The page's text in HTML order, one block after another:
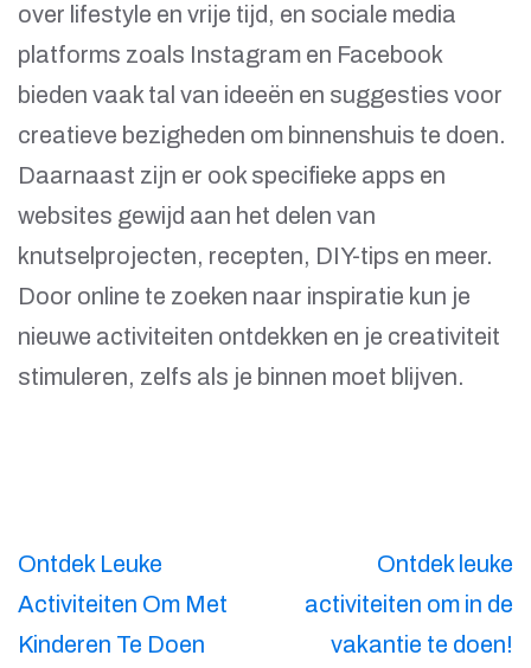
over lifestyle en vrije tijd, en sociale media
platforms zoals Instagram en Facebook
bieden vaak tal van ideeën en suggesties voor
creatieve bezigheden om binnenshuis te doen.
Daarnaast zijn er ook specifieke apps en
websites gewijd aan het delen van
knutselprojecten, recepten, DIY-tips en meer.
Door online te zoeken naar inspiratie kun je
nieuwe activiteiten ontdekken en je creativiteit
stimuleren, zelfs als je binnen moet blijven.
Berichtnavigatie
Ontdek Leuke
Activiteiten Om Met
Kinderen Te Doen
Ontdek leuke
activiteiten om in de
vakantie te doen!